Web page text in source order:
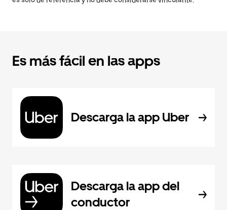
Es más fácil en las apps
Descarga la app Uber
Descarga la app del
conductor